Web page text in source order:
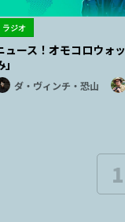
ラジオ
ュース！オモコロウォ
ダ・ヴィンチ・恐山
1